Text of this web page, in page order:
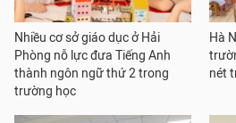
Nhiều cơ sở giáo dục ở Hải
Phòng nỗ lực đưa Tiếng Anh
thành ngôn ngữ thứ 2 trong
trường học
Hà
nét